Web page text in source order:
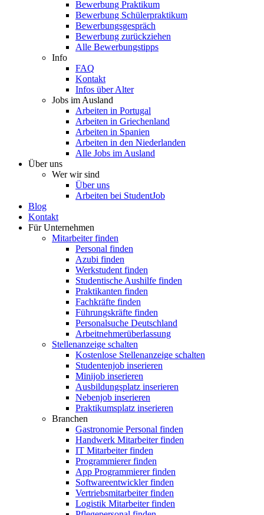
Bewerbung Praktikum
Bewerbung Schülerpraktikum
Bewerbungsgespräch
Bewerbung zurückziehen
Alle Bewerbungstipps
Info
FAQ
Kontakt
Infos über Alter
Jobs im Ausland
Arbeiten in Portugal
Arbeiten in Griechenland
Arbeiten in Spanien
Arbeiten in den Niederlanden
Alle Jobs im Ausland
Über uns
Wer wir sind
Über uns
Arbeiten bei StudentJob
Blog
Kontakt
Für Unternehmen
Mitarbeiter finden
Personal finden
Azubi finden
Werkstudent finden
Studentische Aushilfe finden
Praktikanten finden
Fachkräfte finden
Führungskräfte finden
Personalsuche Deutschland
Arbeitnehmerüberlassung
Stellenanzeige schalten
Kostenlose Stellenanzeige schalten
Studentenjob inserieren
Minijob inserieren
Ausbildungsplatz inserieren
Nebenjob inserieren
Praktikumsplatz inserieren
Branchen
Gastronomie Personal finden
Handwerk Mitarbeiter finden
IT Mitarbeiter finden
Programmierer finden
App Programmierer finden
Softwareentwickler finden
Vertriebsmitarbeiter finden
Logistik Mitarbeiter finden